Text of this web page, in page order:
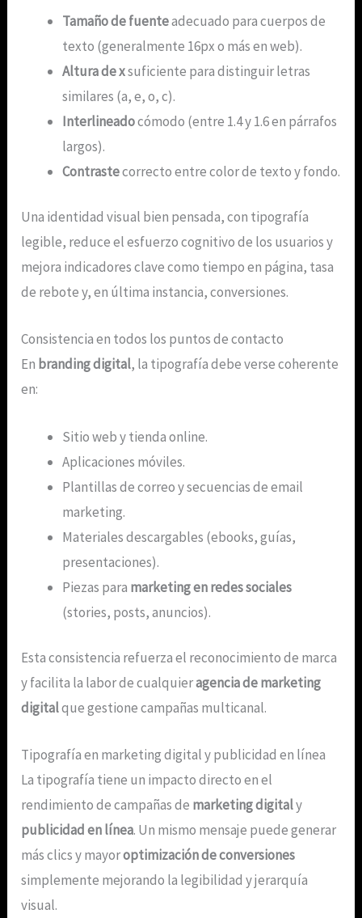
Tamaño de fuenteadecuado para cuerpos de
texto (generalmente 16px o más en web).
Altura de xsuficiente para distinguir letras
similares (a, e, o, c).
Interlineadocómodo (entre 1.4 y 1.6 en párrafos
largos).
Contrastecorrecto entre color de texto y fondo.
Una identidad visual bien pensada, con tipografía
legible, reduce el esfuerzo cognitivo de los usuarios y
mejora indicadores clave como tiempo en página, tasa
de rebote y, en última instancia, conversiones.
Consistencia en todos los puntos de contacto
En branding digital, la tipografía debe verse coherente
en:
Sitio web y tienda online.
Aplicaciones móviles.
Plantillas de correo y secuencias de email
marketing.
Materiales descargables (ebooks, guías,
presentaciones).
Piezas para marketing en redes sociales
(stories, posts, anuncios).
Esta consistencia refuerza el reconocimiento de marca
y facilita la labor de cualquieragencia de marketing
digitalque gestione campañas multicanal.
Tipografía en marketing digital y publicidad en línea
La tipografía tiene un impacto directo en el
rendimiento de campañas de marketing digitaly
publicidad en línea. Un mismo mensaje puede generar
más clics y mayoroptimización de conversiones
simplemente mejorando la legibilidad y jerarquía
visual.